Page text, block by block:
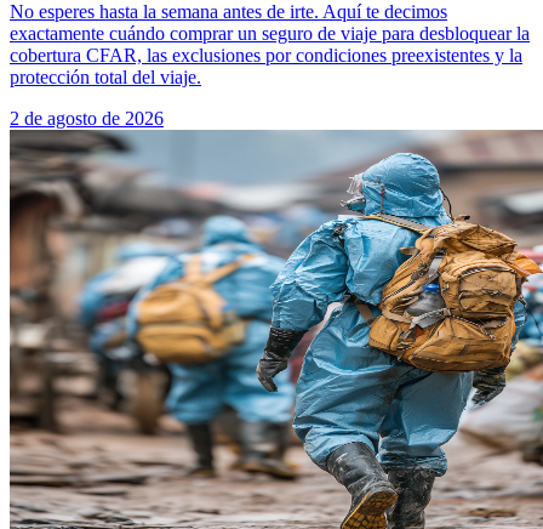
No esperes hasta la semana antes de irte. Aquí te decimos
exactamente cuándo comprar un seguro de viaje para desbloquear la
cobertura CFAR, las exclusiones por condiciones preexistentes y la
protección total del viaje.
2 de agosto de 2026